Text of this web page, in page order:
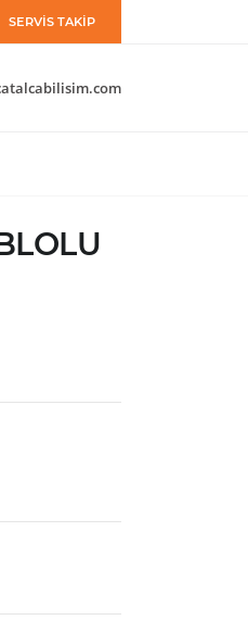
SERVİS TAKİP